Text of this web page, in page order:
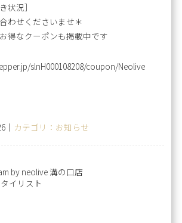
状況］
わせくださいませ＊
得なクーポンも掲載中です
slnH000108208/coupon/Neolive
カテゴリ：お知らせ
by neolive 溝の口店
イリスト